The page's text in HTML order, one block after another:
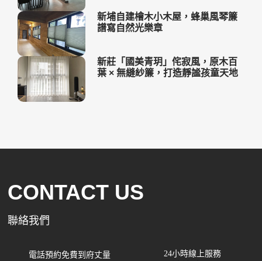
新埔自建檜木小木屋，蜂巢風琴簾
譜寫自然光樂章
新莊「國美青玥」侘寂風，原木百
葉 × 無縫紗簾，打造靜謐孩童天地
CONTACT US
聯絡我們
電話預約免費到府丈量 24小時線上服務